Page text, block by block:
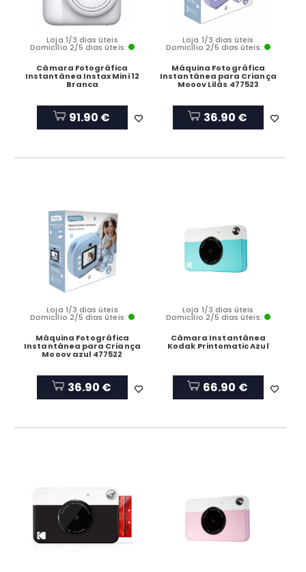
Loja 1/3 dias úteis
Domicílio 2/5 dias úteis:
Câmara Fotográfica
Instantânea Instax Mini 12
Branca
91.90 €
Loja 1/3 dias úteis
Domicílio 2/5 dias úteis:
Máquina Fotográfica
Instantânea para Criança
Mooov Lilás 477523
36.90 €
Loja 1/3 dias úteis
Domicílio 2/5 dias úteis:
Máquina Fotográfica
Instantânea para Criança
Mooov azul 477522
36.90 €
Loja 1/3 dias úteis
Domicílio 2/5 dias úteis:
Câmara Instantânea
Kodak Printomatic Azul
66.90 €